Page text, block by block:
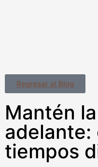
Regresar al Blog
Mantén
adelante:
tiempos